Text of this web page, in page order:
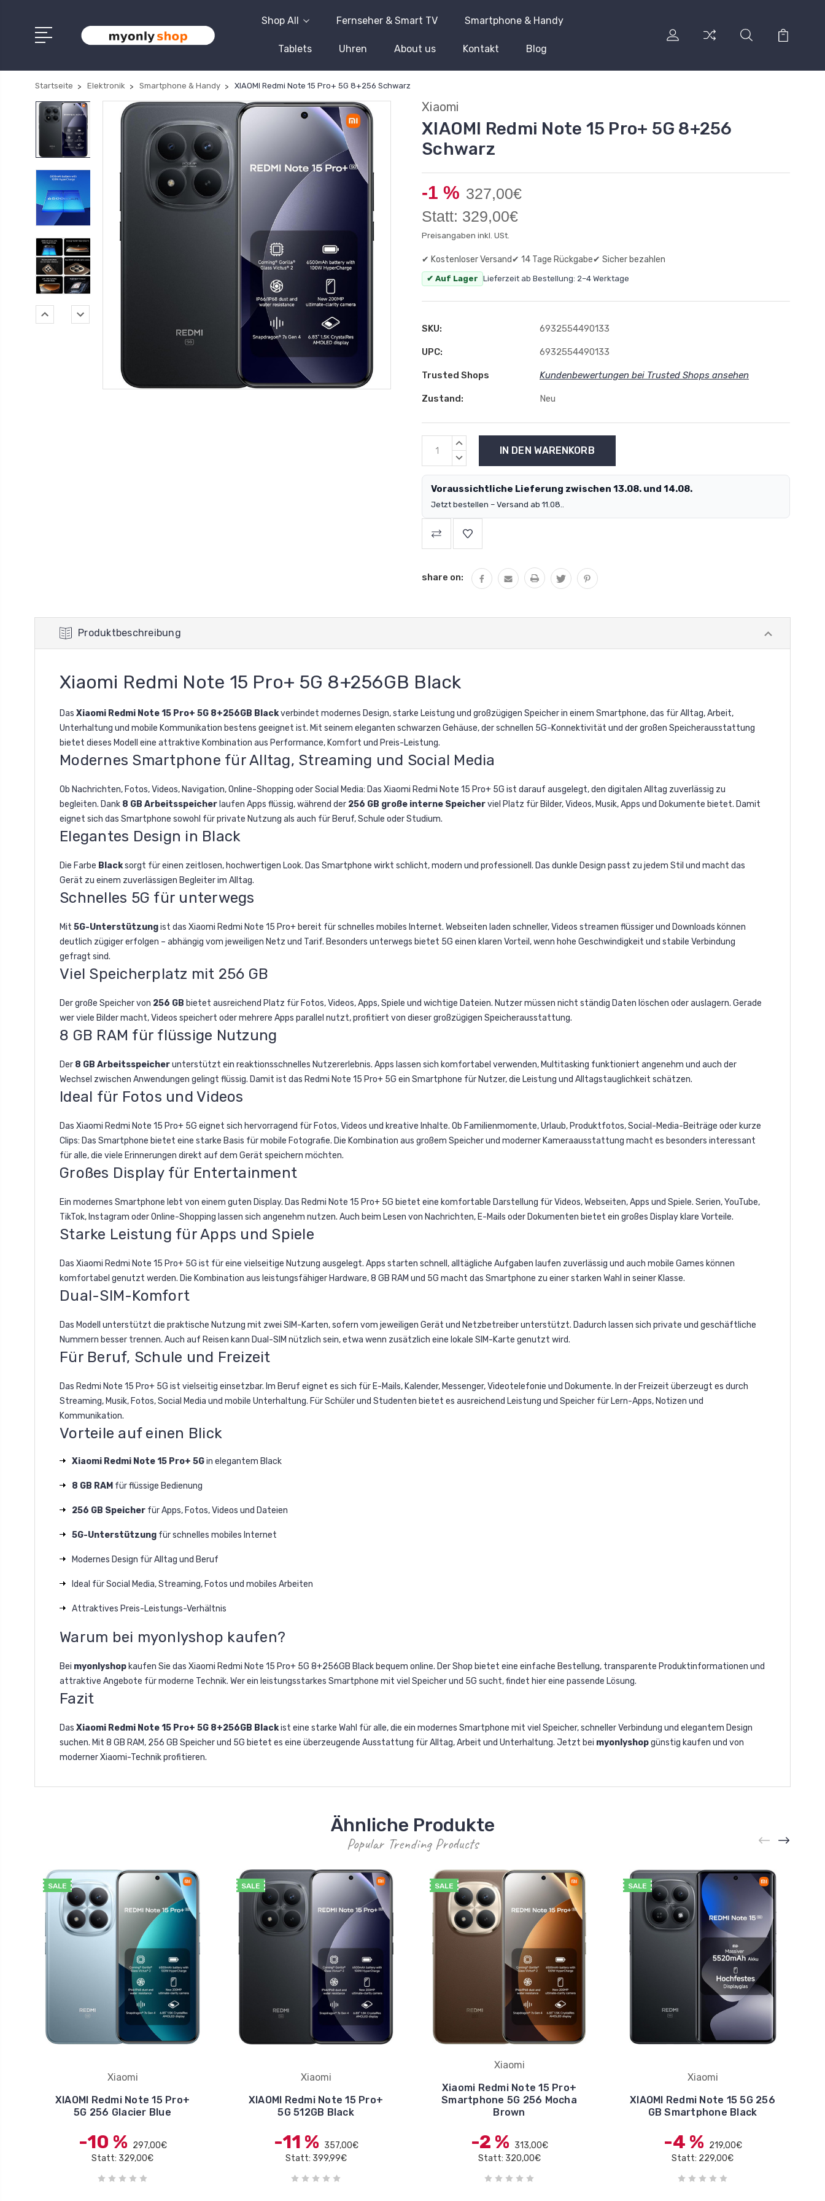
Shop All Fernseher & Smart TV Smartphone & Handy
Tablets Uhren About us Kontakt Blog
Startseite Elektronik Smartphone & Handy XIAOMI Redmi Note 15 Pro+ 5G 8+256 Schwarz
Xiaomi
XIAOMI Redmi Note 15 Pro+ 5G 8+256
Schwarz
-1 % 327,00€
Statt: 329,00€
Preisangaben inkl. USt.
✔ Kostenloser Versand✔ 14 Tage Rückgabe✔ Sicher bezahlen
✔ Auf Lager Lieferzeit ab Bestellung: 2–4 Werktage
SKU: 6932554490133
UPC: 6932554490133
Trusted Shops Kundenbewertungen bei Trusted Shops ansehen
Zustand: Neu
MENGE
MENGE
Voraussichtliche Lieferung zwischen 13.08. und 14.08.
Jetzt bestellen – Versand ab 11.08..
share on:
Produktbeschreibung
Xiaomi Redmi Note 15 Pro+ 5G 8+256GB Black
Das Xiaomi Redmi Note 15 Pro+ 5G 8+256GB Blackverbindet modernes Design, starke Leistung und großzügigen Speicher in einem Smartphone, das für Alltag, Arbeit,
Unterhaltung und mobile Kommunikation bestens geeignet ist. Mit seinem eleganten schwarzen Gehäuse, der schnellen 5G-Konnektivität und der großen Speicherausstattung
bietet dieses Modell eine attraktive Kombination aus Performance, Komfort und Preis-Leistung.
Modernes Smartphone für Alltag, Streaming und Social Media
Ob Nachrichten, Fotos, Videos, Navigation, Online-Shopping oder Social Media: Das Xiaomi Redmi Note 15 Pro+ 5G ist darauf ausgelegt, den digitalen Alltag zuverlässig zu
begleiten. Dank 8 GB Arbeitsspeicher laufen Apps flüssig, während der 256 GB große interne Speicherviel Platz für Bilder, Videos, Musik, Apps und Dokumente bietet. Damit
eignet sich das Smartphone sowohl für private Nutzung als auch für Beruf, Schule oder Studium.
Elegantes Design in Black
Die Farbe Blacksorgt für einen zeitlosen, hochwertigen Look. Das Smartphone wirkt schlicht, modern und professionell. Das dunkle Design passt zu jedem Stil und macht das
Gerät zu einem zuverlässigen Begleiter im Alltag.
Schnelles 5G für unterwegs
Mit 5G-Unterstützungist das Xiaomi Redmi Note 15 Pro+ bereit für schnelles mobiles Internet. Webseiten laden schneller, Videos streamen flüssiger und Downloads können
deutlich zügiger erfolgen – abhängig vom jeweiligen Netz und Tarif. Besonders unterwegs bietet 5G einen klaren Vorteil, wenn hohe Geschwindigkeit und stabile Verbindung
gefragt sind.
Viel Speicherplatz mit 256 GB
Der große Speicher von 256 GB bietet ausreichend Platz für Fotos, Videos, Apps, Spiele und wichtige Dateien. Nutzer müssen nicht ständig Daten löschen oder auslagern. Gerade
wer viele Bilder macht, Videos speichert oder mehrere Apps parallel nutzt, profitiert von dieser großzügigen Speicherausstattung.
8 GB RAM für flüssige Nutzung
Der 8 GB Arbeitsspeicherunterstützt ein reaktionsschnelles Nutzererlebnis. Apps lassen sich komfortabel verwenden, Multitasking funktioniert angenehm und auch der
Wechsel zwischen Anwendungen gelingt flüssig. Damit ist das Redmi Note 15 Pro+ 5G ein Smartphone für Nutzer, die Leistung und Alltagstauglichkeit schätzen.
Ideal für Fotos und Videos
Das Xiaomi Redmi Note 15 Pro+ 5G eignet sich hervorragend für Fotos, Videos und kreative Inhalte. Ob Familienmomente, Urlaub, Produktfotos, Social-Media-Beiträge oder kurze
Clips: Das Smartphone bietet eine starke Basis für mobile Fotografie. Die Kombination aus großem Speicher und moderner Kameraausstattung macht es besonders interessant
für alle, die viele Erinnerungen direkt auf dem Gerät speichern möchten.
Großes Display für Entertainment
Ein modernes Smartphone lebt von einem guten Display. Das Redmi Note 15 Pro+ 5G bietet eine komfortable Darstellung für Videos, Webseiten, Apps und Spiele. Serien, YouTube,
TikTok, Instagram oder Online-Shopping lassen sich angenehm nutzen. Auch beim Lesen von Nachrichten, E-Mails oder Dokumenten bietet ein großes Display klare Vorteile.
Starke Leistung für Apps und Spiele
Das Xiaomi Redmi Note 15 Pro+ 5G ist für eine vielseitige Nutzung ausgelegt. Apps starten schnell, alltägliche Aufgaben laufen zuverlässig und auch mobile Games können
komfortabel genutzt werden. Die Kombination aus leistungsfähiger Hardware, 8 GB RAM und 5G macht das Smartphone zu einer starken Wahl in seiner Klasse.
Dual-SIM-Komfort
Das Modell unterstützt die praktische Nutzung mit zwei SIM-Karten, sofern vom jeweiligen Gerät und Netzbetreiber unterstützt. Dadurch lassen sich private und geschäftliche
Nummern besser trennen. Auch auf Reisen kann Dual-SIM nützlich sein, etwa wenn zusätzlich eine lokale SIM-Karte genutzt wird.
Für Beruf, Schule und Freizeit
Das Redmi Note 15 Pro+ 5G ist vielseitig einsetzbar. Im Beruf eignet es sich für E-Mails, Kalender, Messenger, Videotelefonie und Dokumente. In der Freizeit überzeugt es durch
Streaming, Musik, Fotos, Social Media und mobile Unterhaltung. Für Schüler und Studenten bietet es ausreichend Leistung und Speicher für Lern-Apps, Notizen und
Kommunikation.
Vorteile auf einen Blick
Xiaomi Redmi Note 15 Pro+ 5Gin elegantem Black
8 GB RAM für flüssige Bedienung
256 GB Speicher für Apps, Fotos, Videos und Dateien
5G-Unterstützung für schnelles mobiles Internet
Modernes Design für Alltag und Beruf
Ideal für Social Media, Streaming, Fotos und mobiles Arbeiten
Attraktives Preis-Leistungs-Verhältnis
Warum bei myonlyshop kaufen?
Bei myonlyshop kaufen Sie das Xiaomi Redmi Note 15 Pro+ 5G 8+256GB Black bequem online. Der Shop bietet eine einfache Bestellung, transparente Produktinformationen und
attraktive Angebote für moderne Technik. Wer ein leistungsstarkes Smartphone mit viel Speicher und 5G sucht, findet hier eine passende Lösung.
Fazit
Das Xiaomi Redmi Note 15 Pro+ 5G 8+256GB Blackist eine starke Wahl für alle, die ein modernes Smartphone mit viel Speicher, schneller Verbindung und elegantem Design
suchen. Mit 8 GB RAM, 256 GB Speicher und 5G bietet es eine überzeugende Ausstattung für Alltag, Arbeit und Unterhaltung. Jetzt bei myonlyshopgünstig kaufen und von
moderner Xiaomi-Technik profitieren.
Ähnliche Produkte
Popular Trending Products
SALE
Xiaomi
XIAOMI Redmi Note 15 Pro+
5G 256 Glacier Blue
-10 % 297,00€
Statt: 329,00€
SALE
Xiaomi
XIAOMI Redmi Note 15 Pro+
5G 512GB Black
-11 % 357,00€
Statt: 399,99€
SALE
Xiaomi
Xiaomi Redmi Note 15 Pro+
Smartphone 5G 256 Mocha
Brown
-2 % 313,00€
Statt: 320,00€
SALE
Xiaomi
XIAOMI Redmi Note 15 5G 256
GB Smartphone Black
-4 % 219,00€
Statt: 229,00€